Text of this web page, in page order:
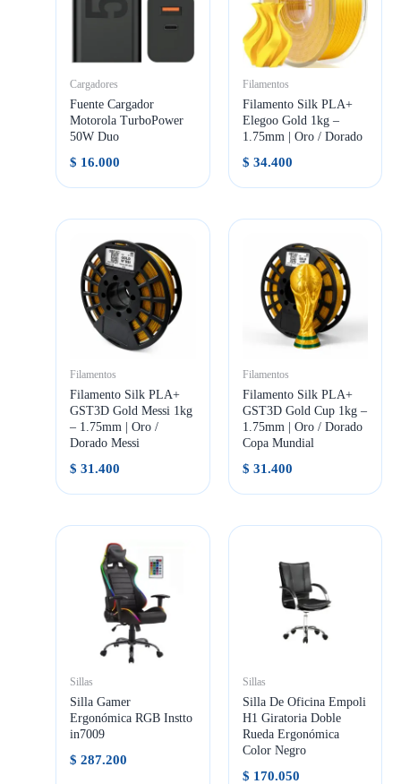
Cargadores
Fuente Cargador
Motorola TurboPower
50W Duo
$ 16.000
Filamentos
Filamento Silk PLA+
Elegoo Gold 1kg –
1.75mm | Oro / Dorado
$ 34.400
Filamentos
Filamento Silk PLA+
GST3D Gold Messi 1kg
– 1.75mm | Oro /
Dorado Messi
$ 31.400
Filamentos
Filamento Silk PLA+
GST3D Gold Cup 1kg –
1.75mm | Oro / Dorado
Copa Mundial
$ 31.400
Sillas
Silla Gamer
Ergonómica RGB Instto
in7009
$ 287.200
Sillas
Silla De Oficina Empoli
H1 Giratoria Doble
Rueda Ergonómica
Color Negro
$ 170.050